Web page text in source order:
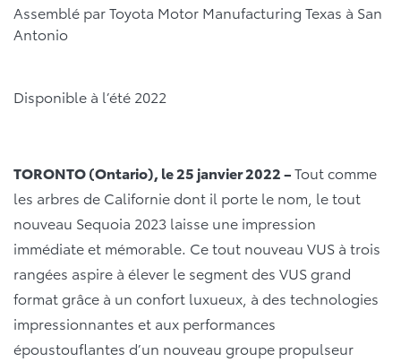
Assemblé par Toyota Motor Manufacturing Texas à San
Antonio
Disponible à l’été 2022
TORONTO (Ontario), le 25 janvier 2022 –Tout comme
les arbres de Californie dont il porte le nom, le tout
nouveau Sequoia 2023 laisse une impression
immédiate et mémorable. Ce tout nouveau VUS à trois
rangées aspire à élever le segment des VUS grand
format grâce à un confort luxueux, à des technologies
impressionnantes et aux performances
époustouflantes d’un nouveau groupe propulseur